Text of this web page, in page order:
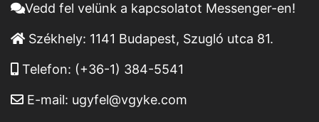
Vedd fel velünk a kapcsolatot Messenger-en!
Székhely: 1141 Budapest, Szugló utca 81.
Telefon: (+36-1) 384-5541
E-mail: ugyfel@vgyke.com